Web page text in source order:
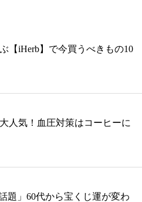
【iHerb】で今買うべきもの10
人気！血圧対策はコーヒーに
話題」60代から宝くじ運が変わ